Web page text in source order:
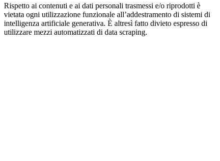
Rispetto ai contenuti e ai dati personali trasmessi e/o riprodotti è
vietata ogni utilizzazione funzionale all’addestramento di sistemi di
intelligenza artificiale generativa. È altresì fatto divieto espresso di
utilizzare mezzi automatizzati di data scraping.